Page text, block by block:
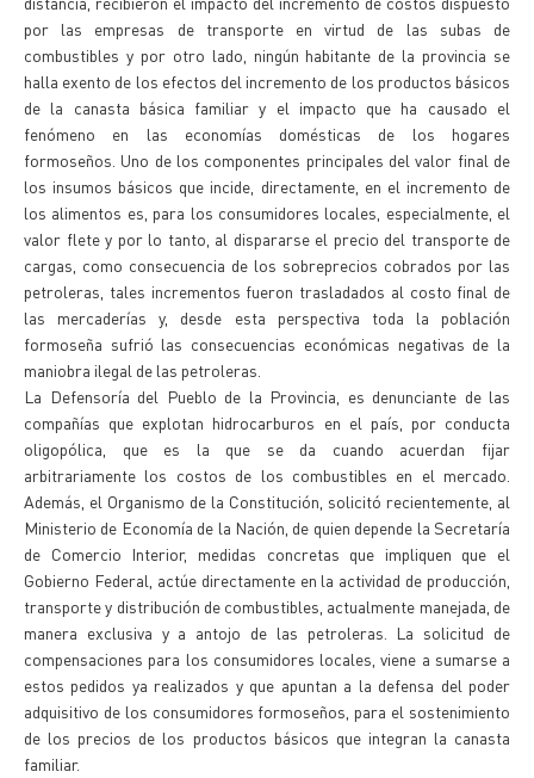
por las empresas de transporte en virtud de las subas de
combustibles y por otro lado, ningún habitante de la provincia se
halla exento de los efectos del incremento de los productos básicos
de la canasta básica familiar y el impacto que ha causado el
fenómeno en las economías domésticas de los hogares
formoseños. Uno de los componentes principales del valor final de
los insumos básicos que incide, directamente, en el incremento de
los alimentos es, para los consumidores locales, especialmente, el
valor flete y por lo tanto, al dispararse el precio del transporte de
cargas, como consecuencia de los sobreprecios cobrados por las
petroleras, tales incrementos fueron trasladados al costo final de
las mercaderías y, desde esta perspectiva toda la población
formoseña sufrió las consecuencias económicas negativas de la
maniobra ilegal de las petroleras.
La Defensoría del Pueblo de la Provincia, es denunciante de las
compañías que explotan hidrocarburos en el país, por conducta
oligopólica, que es la que se da cuando acuerdan fijar
arbitrariamente los costos de los combustibles en el mercado.
Además, el Organismo de la Constitución, solicitó recientemente, al
Ministerio de Economía de la Nación, de quien depende la Secretaría
de Comercio Interior, medidas concretas que impliquen que el
Gobierno Federal, actúe directamente en la actividad de producción,
transporte y distribución de combustibles, actualmente manejada, de
manera exclusiva y a antojo de las petroleras. La solicitud de
compensaciones para los consumidores locales, viene a sumarse a
estos pedidos ya realizados y que apuntan a la defensa del poder
adquisitivo de los consumidores formoseños, para el sostenimiento
de los precios de los productos básicos que integran la canasta
familiar.